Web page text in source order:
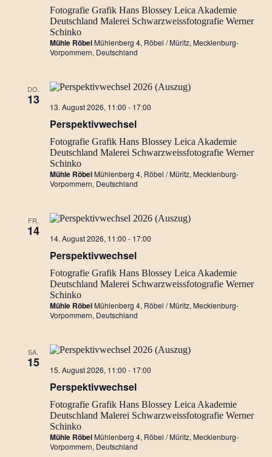
Fotografie Grafik Hans Blossey Leica Akademie
Deutschland Malerei Schwarzweissfotografie Werner
Schinko
Mühle RöbelMühlenberg 4, Röbel / Müritz, Mecklenburg-
Vorpommern, Deutschland
DO.
13 13. August 2026, 11:00 - 17:00
Perspektivwechsel
Fotografie Grafik Hans Blossey Leica Akademie
Deutschland Malerei Schwarzweissfotografie Werner
Schinko
Mühle RöbelMühlenberg 4, Röbel / Müritz, Mecklenburg-
Vorpommern, Deutschland
FR.
14 14. August 2026, 11:00 - 17:00
Perspektivwechsel
Fotografie Grafik Hans Blossey Leica Akademie
Deutschland Malerei Schwarzweissfotografie Werner
Schinko
Mühle RöbelMühlenberg 4, Röbel / Müritz, Mecklenburg-
Vorpommern, Deutschland
SA.
15 15. August 2026, 11:00 - 17:00
Perspektivwechsel
Fotografie Grafik Hans Blossey Leica Akademie
Deutschland Malerei Schwarzweissfotografie Werner
Schinko
Mühle RöbelMühlenberg 4, Röbel / Müritz, Mecklenburg-
Vorpommern, Deutschland